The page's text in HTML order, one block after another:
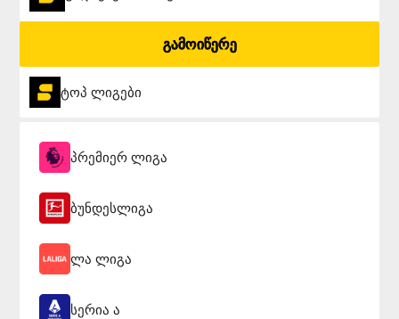
გამოიწერე
ტოპ ლიგები
პრემიერ ლიგა
ბუნდესლიგა
ლა ლიგა
სერია ა